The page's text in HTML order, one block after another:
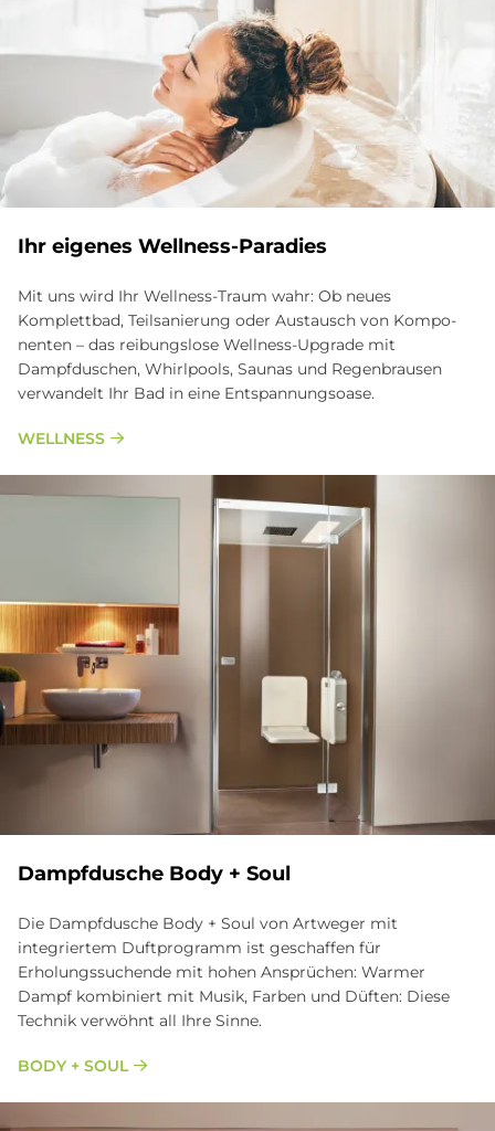
Ihr eigenes Wellness-Paradies
Mit uns wird Ihr Wellness-Traum wahr: Ob neues
Komplettbad, Teilsanierung oder Austausch von Kom­po­
nen­ten – das reibungslose Wellness-Upgrade mit
Dampfduschen, Whirlpools, Saunas und Re­gen­brau­sen
verwandelt Ihr Bad in eine Entspannungsoase.
WELLNESS
Dampfdusche Body + Soul
Die Dampfdusche Body + Soul von Artweger mit
integriertem Duftprogramm ist geschaffen für
Erholungssuchende mit hohen Ansprüchen: Warmer
Dampf kombiniert mit Musik, Farben und Düften: Diese
Technik verwöhnt all Ihre Sinne.
BODY + SOUL